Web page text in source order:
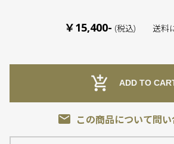
￥15,400- (税込) 送料
add_shopping_cart ADD TO
email この商品について問